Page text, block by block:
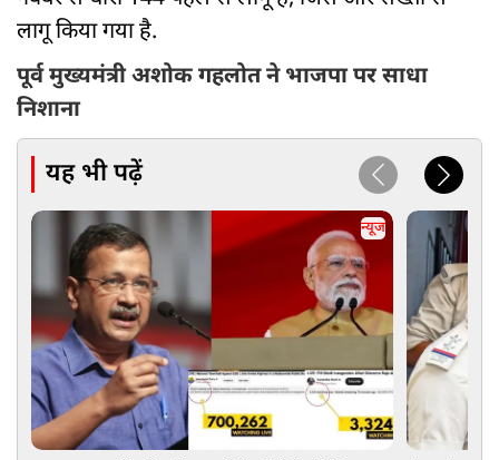
लागू किया गया है.
पूर्व मुख्यमंत्री अशोक गहलोत ने भाजपा पर साधा
निशाना
यह भी पढ़ें
न्यूज